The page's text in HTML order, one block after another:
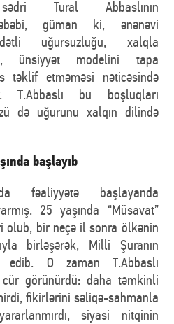
Tural Abbaslının
güman ki, ənənəvi
uğursuzluğu, xalqla
ünsiyyət modelini tapa
təklif etməməsi nəticəsində
T.Abbaslı bu boşluqları
də uğurunu xalqın dilində
başlayıb
fəaliyyətə başlayanda
25 yaşında “Müsavat”
olub, bir neçə il sonra ölkənin
birləşərək, Milli Şuranın
edib. O zaman T.Abbaslı
görünürdü: daha təmkinli
fikirlərini səliqə-sahmanla
siyasi nitqinin